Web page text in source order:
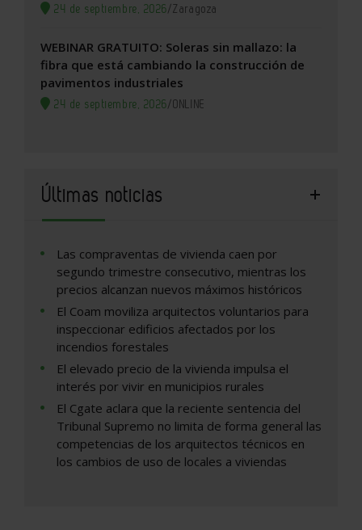
24 de septiembre, 2026/Zaragoza
WEBINAR GRATUITO: Soleras sin mallazo: la
fibra que está cambiando la construcción de
pavimentos industriales
24 de septiembre, 2026/ONLINE
Últimas noticias
Las compraventas de vivienda caen por
segundo trimestre consecutivo, mientras los
precios alcanzan nuevos máximos históricos
El Coam moviliza arquitectos voluntarios para
inspeccionar edificios afectados por los
incendios forestales
El elevado precio de la vivienda impulsa el
interés por vivir en municipios rurales
El Cgate aclara que la reciente sentencia del
Tribunal Supremo no limita de forma general las
competencias de los arquitectos técnicos en
los cambios de uso de locales a viviendas